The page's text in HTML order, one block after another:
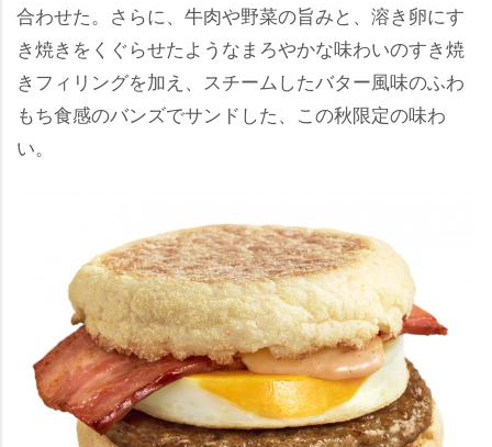
合わせた。さらに、牛肉や野菜の旨みと、溶き卵にす
き焼きをくぐらせたようなまろやかな味わいのすき焼
きフィリングを加え、スチームしたバター風味のふわ
もち食感のバンズでサンドした、この秋限定の味わ
い。